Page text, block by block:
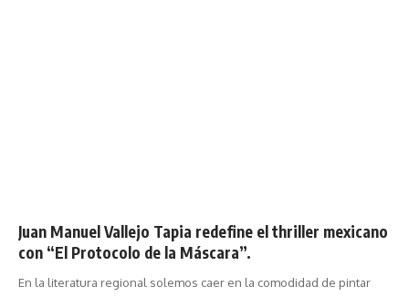
Juan Manuel Vallejo Tapia redefine el thriller mexicano
con “El Protocolo de la Máscara”.
En la literatura regional solemos caer en la comodidad de pintar